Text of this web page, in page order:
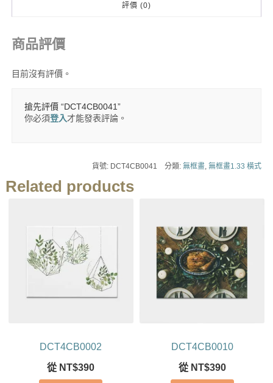
評價 (0)
商品評價
目前沒有評價。
搶先評價 “DCT4CB0041”
你必須登入才能發表評論。
貨號: DCT4CB0041 分類:無框畫 ,無框畫1.33 橫式
Related products
DCT4CB0002
從 NT$390
DCT4CB0010
從 NT$390